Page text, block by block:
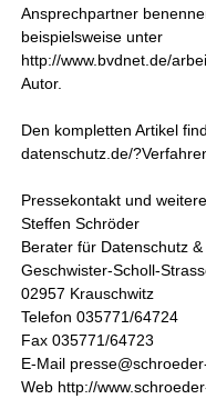
Ansprechpartner
beispielsweise unter
http://www.bvdnet.de/
Autor.
Den kompletten Artikel
datenschutz.de/
Pressekontakt und
Steffen Schröder
Berater für Datenschutz
Geschwister-Scholl-
02957 Krauschwitz
Telefon 035771/64724
Fax 035771/64723
E-Mail
Web http://